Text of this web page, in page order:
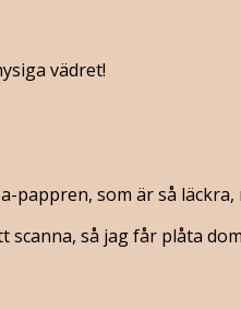
vädret!
pappren, som är så läckra,
scanna, så jag får plåta